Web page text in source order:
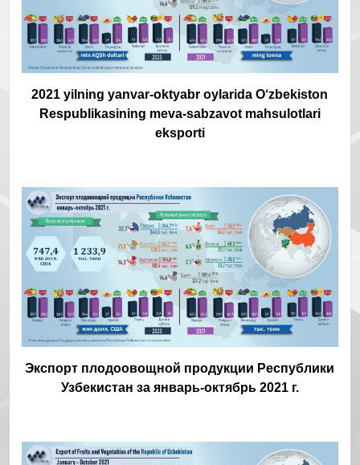
2021 yilning yanvar-oktyabr oylarida O‘zbekiston
Respublikasining meva-sabzavot mahsulotlari
eksporti
Экспорт плодоовощной продукции Республики
Узбекистан за январь-октябрь 2021 г.